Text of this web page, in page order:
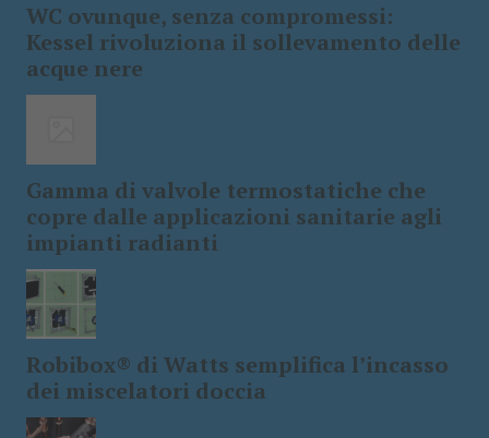
WC ovunque, senza compromessi:
Kessel rivoluziona il sollevamento delle
acque nere
Gamma di valvole termostatiche che
copre dalle applicazioni sanitarie agli
impianti radianti
Robibox® di Watts semplifica l’incasso
dei miscelatori doccia